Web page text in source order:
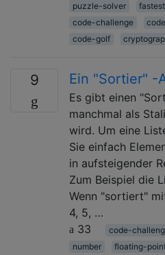
puzzle-solver
code-challenge
code-golf
9 Ein "Sortier" -
Es gibt einen
manchmal als
wird. Um eine
Sie einfach
in aufsteigender
Zum Beispiel die
Wenn "sortiert"
4, 5, …
33
code-
number
floating-